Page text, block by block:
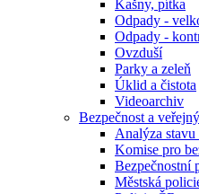
Kašny, pítka
Odpady -
Odpady -
Ovzduší
Parky a zeleň
Úklid a čistota
Videoarchiv
Bezpečnost a
Analýza stavu
Komise pro
Bezpečnostní
Městská